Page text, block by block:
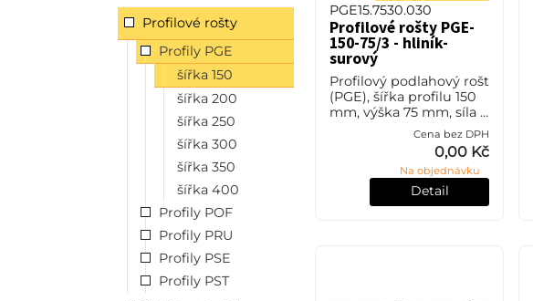
Profilové rošty
Profily PGE
šířka 150
šířka 200
šířka 250
šířka 300
šířka 350
šířka 400
Profily POF
Profily PRU
Profily PSE
Profily PST
PGE15.7530.030
Profilové rošty PGE-
150-75/3 - hliník-
surový
Profilový podlahový rošt
(PGE), šířka profilu 150
mm, výška 75 mm, síla 3
mm, hliník bez
povrchové úpravy.
Cena bez DPH
0,00 Kč
Na objednávku
Detail